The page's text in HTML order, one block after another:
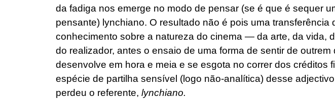
da fadiga nos emerge no modo de pensar (se é que é sequer
pensante) lynchiano. O resultado não é pois uma transferência
conhecimento sobre a natureza do cinema — da arte, da vida,
do realizador, antes o ensaio de uma forma de sentir de outrem
desenvolve em hora e meia e se esgota no correr dos créditos
espécie de partilha sensível (logo não-analítica) desse
perdeu o referente, lynchiano.